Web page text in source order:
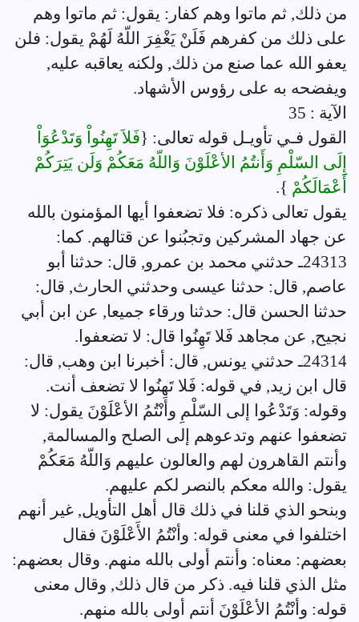
من ذلك, ثم ماتوا وهم كفار: يقول: ثم ماتوا وهم
على ذلك من كفرهم فَلَنْ يَغْفِرَ اللّهُ لَهُمْ يقول: فلن
يعفو الله عما صنع من ذلك, ولكنه يعاقبه عليه,
ويفضحه به على رؤوس الأشهاد.
الآية : 35
القول فـي تأويـل قوله تعالى: {فَلاَ تَهِنُواْ وَتَدْعُوَاْ
إِلَى السّلْمِ وَأَنتُمُ الأعْلَوْنَ وَاللّهُ مَعَكُمْ وَلَن يَتِرَكُمْ
أَعْمَالَكُمْ }.
يقول تعالى ذكره: فلا تضعفوا أيها المؤمنون بالله
عن جهاد المشركين وتجبُنوا عن قتالهم. كما:
24313ـ حدثني محمد بن عمرو, قال: حدثنا أبو
عاصم, قال: حدثنا عيسى وحدثني الحارث, قال:
حدثنا الحسن قال: حدثنا ورقاء جميعا, عن ابن أبي
نجيح, عن مجاهد فَلا تَهِنُوا قال: لا تضعفوا.
24314ـ حدثني يونس, قال: أخبرنا ابن وهب, قال:
قال ابن زيد, في قوله: فَلا تَهِنُوا لا تضعف أنت.
وقوله: وَتَدْعُوا إلى السّلْمِ وأنْتُمُ الأعْلَوْنَ يقول: لا
تضعفوا عنهم وتدعوهم إلى الصلح والمسالمة,
وأنتم القاهرون لهم والعالون عليهم وَاللّهُ مَعَكُمْ
يقول: والله معكم بالنصر لكم عليهم.
وبنحو الذي قلنا في ذلك قال أهل التأويل, غير أنهم
اختلفوا في معنى قوله: وأنْتُمُ الأَعْلَوْنَ فقال
بعضهم: معناه: وأنتم أولى بالله منهم. وقال بعضهم:
مثل الذي قلنا فيه. ذكر من قال ذلك, وقال معنى
قوله: وأنْتُمُ الأعْلَوْنَ أنتم أولى بالله منهم.